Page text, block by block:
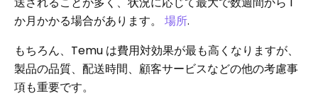
か月かかる場合があります。 場所.
もちろん、Temu は費用対効果が最も高くなりますが、
製品の品質、配送時間、顧客サービスなどの他の考慮事
項も重要です。